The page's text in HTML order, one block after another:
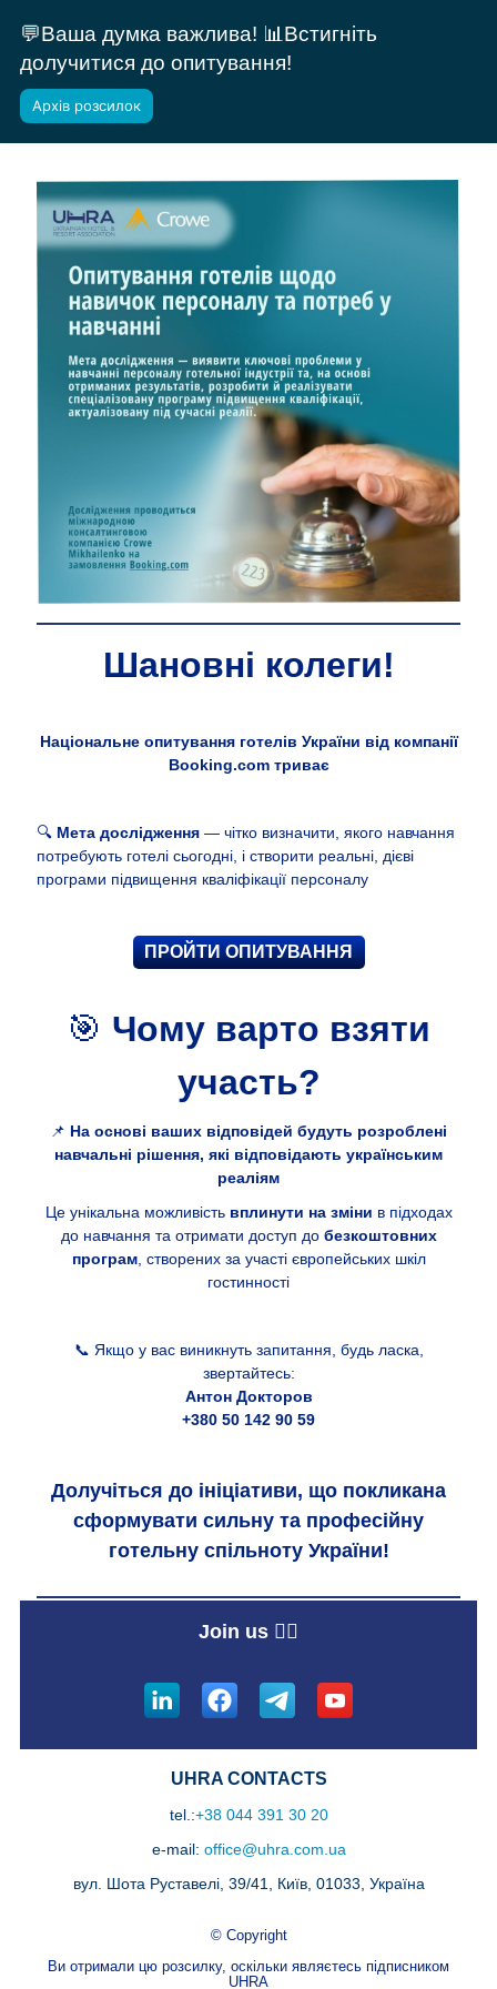
💬Ваша думка важлива! 📊Встигніть
долучитися до опитування!
Архів розсилок
Шановні колеги!
Національне опитування готелів України від компанії
Booking.com триває
🔍 Мета дослідження — чітко визначити, якого навчання
потребують готелі сьогодні, і створити реальні, дієві
програми підвищення кваліфікації персоналу
ПРОЙТИ ОПИТУВАННЯ
🎯 Чому варто взяти
участь?
📌 На основі ваших відповідей будуть розроблені
навчальні рішення, які відповідають українським
реаліям
Це унікальна можливість вплинути на зміни в підходах
до навчання та отримати доступ до безкоштовних
програм, створених за участі європейських шкіл
гостинності
📞 Якщо у вас виникнуть запитання, будь ласка,
звертайтесь:
Антон Докторов
+380 50 142 90 59
Долучіться до ініціативи, що покликана
сформувати сильну та професійну
готельну спільноту України!
Join us 👇🏼
UHRA CONTACTS
tel.:+38 044 391 30 20
e-mail: office@uhra.com.ua
вул. Шота Руставелі, 39/41, Київ, 01033, Україна
© Copyright
Ви отримали цю розсилку, оскільки являєтесь підписником
UHRA